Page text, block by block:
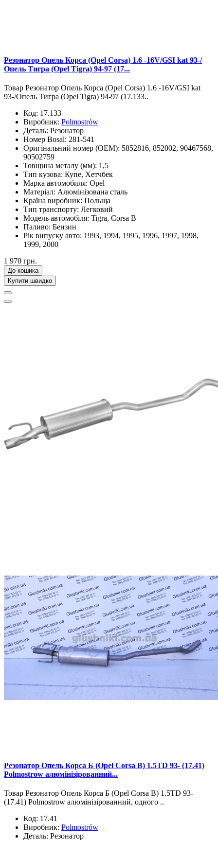
Резонатор Опель Корса (Opel Corsa) 1.6 -16V/GSI kat 93-/
Опель Тигра (Opel Tigra) 94-97 (17...
Товар Резонатор Опель Корса (Opel Corsa) 1.6 -16V/GSI kat
93-/Опель Тигра (Opel Tigra) 94-97 (17.133..
Код: 17.133
Виробник: Polmostrów
Деталь: Резонатор
Номер Bosal: 281-541
Оригінальний номер (OEM): 5852816, 852002, 90467568,
90502759
Товщина металу (мм): 1,5
Тип кузова: Купе, Хетчбек
Марка автомобиля: Opel
Матеріал: Алюмінізована сталь
Країна виробник: Польща
Тип транспорту: Легковий
Модель автомобіля: Tigra, Corsa B
Паливо: Бензин
Рік випуску авто: 1993, 1994, 1995, 1996, 1997, 1998,
1999, 2000
1 970 грн.
До кошика
Купити швидко
Резонатор Опель Корса Б (Opel Corsa B) 1.5TD 93- (17.41)
Polmostrow алюмінізірованний...
Товар Резонатор Опель Корса Б (Opel Corsa B) 1.5TD 93-
(17.41) Polmostrow алюмінізірованний, одного ..
Код: 17.41
Виробник: Polmostrów
Деталь: Резонатор